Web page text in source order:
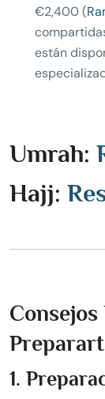
€2,400 (
están
Umrah:
Hajj:
Consejos
1.